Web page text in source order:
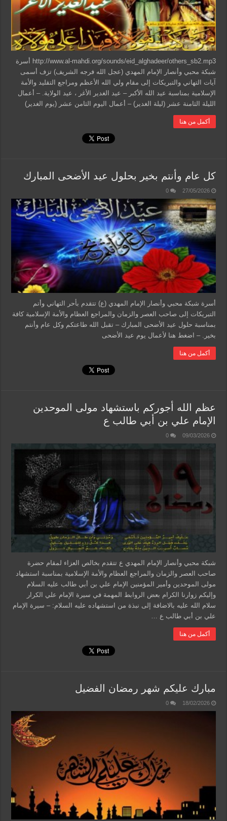
http://www.al-mahdi.org/sounds/eid_alghadeer/others_sb2.mp3 أسرة
شبكة محبي وأنصار الإمام المهدي (عجل الله فرجه الشريف) تزف أسمى
آيات التهاني والتبريكات إلى مقام ولي الله الأعظم ومراجع التقليد والأمة
الإسلامية بمناسبة عيد الله الأكبر – عيد الغدير الأغر ، عيد الولاية. – أعمال
الليلة الثامنة عشر (ليلة الغدير) – أعمال اليوم الثامن عشر (يوم الغدير)
أكمل من هنا
كل عام وأنتم بخير بحلول عيد الأضحى المبارك
27/05/2026
0
أسرة شبكة محبي وأنصار الإمام المهدي (ع) تتقدم بأحر التهاني وأتم
التبريكات إلى صاحب العصر والزمان والمراجع العظام والأمة الإسلامية كافة
بمناسبة حلول عيد الأضحى المبارك – تقبل الله طاعتكم وكل عام وأنتم
بخير. – اضغط هنا لأعمال يوم عيد الأضحى
أكمل من هنا
عظم الله أجوركم باستشهاد مولى الموحدين
الإمام علي بن أبي طالب ع
09/03/2026
0
شبكة محبي وأنصار الإمام المهدي ع تتقدم بخالص العزاء لمقام حضرة
صاحب العصر والزمان والمراجع العظام والأمة الإسلامية بمناسبة استشهاد
مولى الموحدين وأمير المؤمنين الإمام علي بن أبي طالب عليه السلام
وإليكم زوارنا الكرام بعض الروابط المهمة في سيرة الإمام علي الكرار
سلام الله عليه بالاضافة إلى نبذة من استشهاده عليه السلام: – سيرة الإمام
علي بن أبي طالب ع …
أكمل من هنا
مبارك عليكم شهر رمضان الفضيل
18/02/2026
0